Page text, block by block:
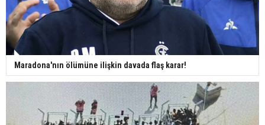
Maradona'nın ölümüne ilişkin davada flaş karar!